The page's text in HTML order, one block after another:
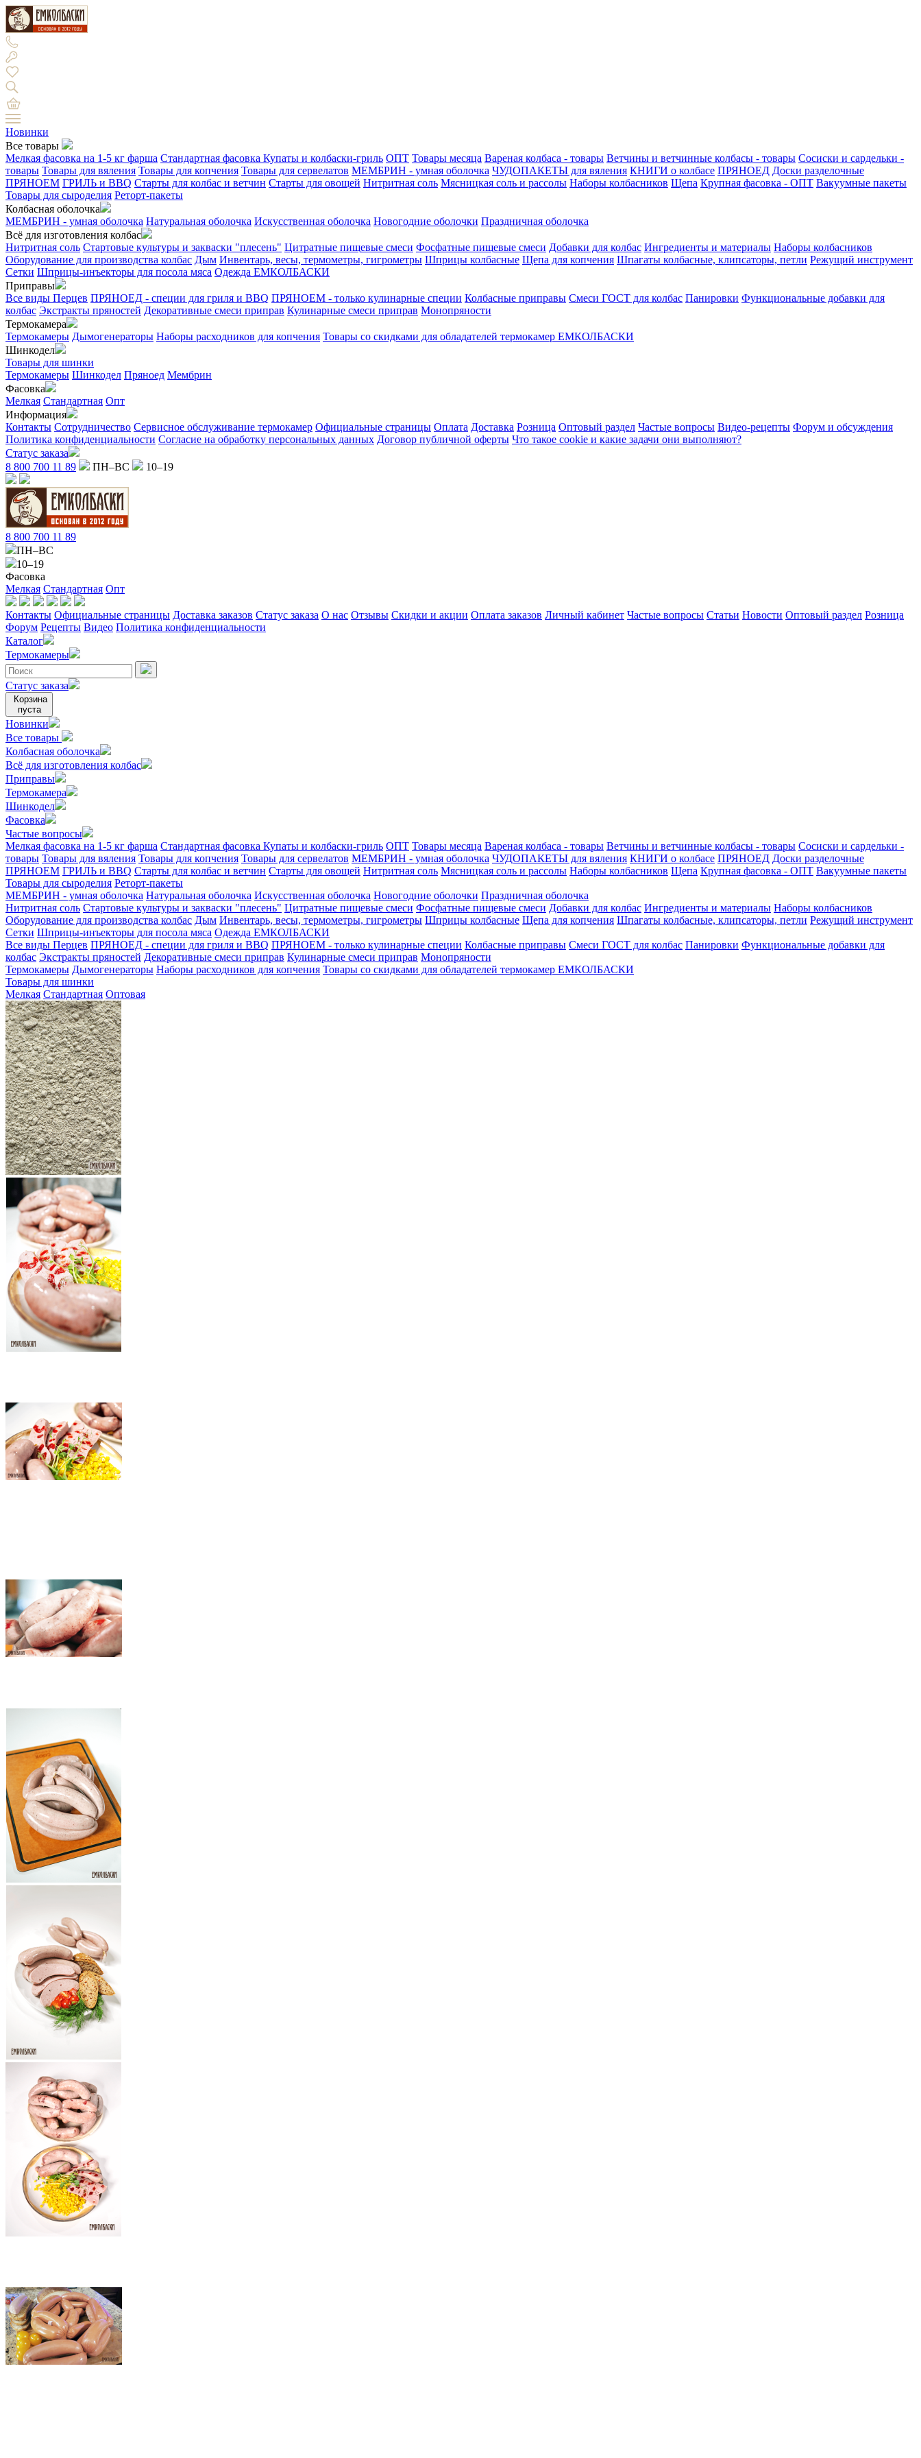
Новинки
Все товары
Мелкая фасовка на 1-5 кг фарша Стандартная фасовка Купаты и колбаски-гриль ОПТ Товары месяца Вареная колбаса - товары Ветчины и ветчинные колбасы - товары Сосиски и сардельки -
товары Товары для вяления Товары для копчения Товары для сервелатов МЕМБРИН - умная оболочка ЧУДОПАКЕТЫ для вяления КНИГИ о колбасе ПРЯНОЕД Доски разделочные
ПРЯНОЕМ ГРИЛЬ и BBQ Старты для колбас и ветчин Старты для овощей Нитритная соль Мясницкая соль и рассолы Наборы колбасников Щепа Крупная фасовка - ОПТ Вакуумные пакеты
Товары для сыроделия Реторт-пакеты
Колбасная оболочка
МЕМБРИН - умная оболочка Натуральная оболочка Искусственная оболочка Новогодние оболочки Праздничная оболочка
Всё для изготовления колбас
Нитритная соль Стартовые культуры и закваски "плесень" Цитратные пищевые смеси Фосфатные пищевые смеси Добавки для колбас Ингредиенты и материалы Наборы колбасников
Оборудование для производства колбас Дым Инвентарь, весы, термометры, гигрометры Шприцы колбасные Щепа для копчения Шпагаты колбасные, клипсаторы, петли Режущий инструмент
Сетки Шприцы-инъекторы для посола мяса Одежда ЕМКОЛБАСКИ
Приправы
Все виды Перцев ПРЯНОЕД - специи для гриля и BBQ ПРЯНОЕМ - только кулинарные специи Колбасные приправы Смеси ГОСТ для колбас Панировки Функциональные добавки для
колбас Экстракты пряностей Декоративные смеси приправ Кулинарные смеси приправ Монопряности
Термокамера
Термокамеры Дымогенераторы Наборы расходников для копчения Товары со скидками для обладателей термокамер ЕМКОЛБАСКИ
Шинкодел
Товары для шинки
Термокамеры Шинкодел Пряноед Мембрин
Фасовка
Мелкая Стандартная Опт
Информация
Контакты Сотрудничество Сервисное обслуживание термокамер Официальные страницы Оплата Доставка Розница Оптовый раздел Частые вопросы Видео-рецепты Форум и обсуждения
Политика конфиденциальности Согласие на обработку персональных данных Договор публичной оферты Что такое cookie и какие задачи они выполняют?
Статус заказа
8 800 700 11 89
ПН–ВС 10–19
8 800 700 11 89
ПН–ВС
10–19
Фасовка
Мелкая Стандартная Опт
Контакты Официальные страницы Доставка заказов Статус заказа О нас Отзывы Скидки и акции Оплата заказов Личный кабинет Частые вопросы Статьи Новости Оптовый раздел Розница
Форум Рецепты Видео Политика конфиденциальности
Каталог
Термокамеры
Статус заказа
Корзина
пуста
Новинки
Все товары
Колбасная оболочка
Всё для изготовления колбас
Приправы
Термокамера
Шинкодел
Фасовка
Частые вопросы
Мелкая фасовка на 1-5 кг фарша Стандартная фасовка Купаты и колбаски-гриль ОПТ Товары месяца Вареная колбаса - товары Ветчины и ветчинные колбасы - товары Сосиски и сардельки -
товары Товары для вяления Товары для копчения Товары для сервелатов МЕМБРИН - умная оболочка ЧУДОПАКЕТЫ для вяления КНИГИ о колбасе ПРЯНОЕД Доски разделочные
ПРЯНОЕМ ГРИЛЬ и BBQ Старты для колбас и ветчин Старты для овощей Нитритная соль Мясницкая соль и рассолы Наборы колбасников Щепа Крупная фасовка - ОПТ Вакуумные пакеты
Товары для сыроделия Реторт-пакеты
МЕМБРИН - умная оболочка Натуральная оболочка Искусственная оболочка Новогодние оболочки Праздничная оболочка
Нитритная соль Стартовые культуры и закваски "плесень" Цитратные пищевые смеси Фосфатные пищевые смеси Добавки для колбас Ингредиенты и материалы Наборы колбасников
Оборудование для производства колбас Дым Инвентарь, весы, термометры, гигрометры Шприцы колбасные Щепа для копчения Шпагаты колбасные, клипсаторы, петли Режущий инструмент
Сетки Шприцы-инъекторы для посола мяса Одежда ЕМКОЛБАСКИ
Все виды Перцев ПРЯНОЕД - специи для гриля и BBQ ПРЯНОЕМ - только кулинарные специи Колбасные приправы Смеси ГОСТ для колбас Панировки Функциональные добавки для
колбас Экстракты пряностей Декоративные смеси приправ Кулинарные смеси приправ Монопряности
Термокамеры Дымогенераторы Наборы расходников для копчения Товары со скидками для обладателей термокамер ЕМКОЛБАСКИ
Товары для шинки
Мелкая Стандартная Оптовая